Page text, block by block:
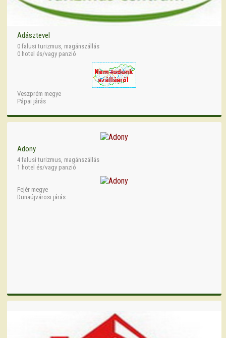
Adásztevel
0 falusi turizmus, magánszállás
0 hotel és/vagy panzió
Veszprém megye
Pápai járás
Adony
4 falusi turizmus, magánszállás
1 hotel és/vagy panzió
Fejér megye
Dunaújvárosi járás